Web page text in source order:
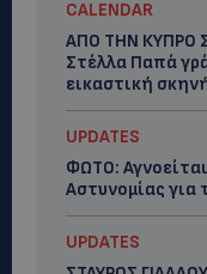
CALENDAR
ΑΠΟ ΤΗΝ ΚΥΠΡΟ
Στέλλα Παπά
εικαστική
UPDATES
ΦΩΤΟ:
Αστυνομίας για
UPDATES